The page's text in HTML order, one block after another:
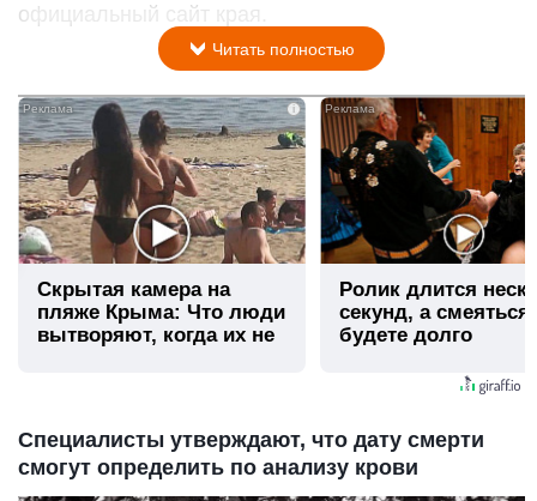
официальный сайт края.
Читать полностью
i
Скрытая камера на
пляже Крыма: Что люди
вытворяют, когда их не
Ролик длится
секунд, а
будете долго
Специалисты утверждают, что дату смерти
смогут определить по анализу крови